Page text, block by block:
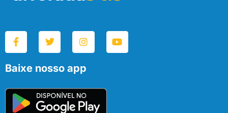
Baixe nosso app